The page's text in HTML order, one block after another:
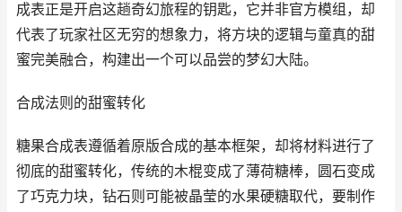
成表正是开启这趟奇幻旅程的钥匙，它并非官方模组，却
代表了玩家社区无穷的想象力，将方块的逻辑与童真的甜
蜜完美融合，构建出一个可以品尝的梦幻大陆。
合成法则的甜蜜转化
糖果合成表遵循着原版合成的基本框架，却将材料进行了
彻底的甜蜜转化，传统的木棍变成了薄荷糖棒，圆石变成
了巧克力块，钻石则可能被晶莹的水果硬糖取代，要制作